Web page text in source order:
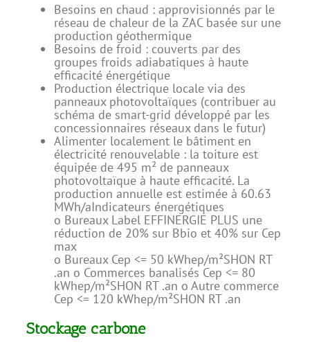
Besoins en chaud : approvisionnés par le
réseau de chaleur de la ZAC basée sur une
production géothermique
Besoins de froid : couverts par des
groupes froids adiabatiques à haute
efficacité énergétique
Production électrique locale via des
panneaux photovoltaïques (contribuer au
schéma de smart-grid développé par les
concessionnaires réseaux dans le futur)
Alimenter localement le bâtiment en
électricité renouvelable : la toiture est
équipée de 495 m² de panneaux
photovoltaïque à haute efficacité. La
production annuelle est estimée à 60.63
MWh/aIndicateurs énergétiques
o Bureaux Label EFFINERGIE PLUS une
réduction de 20% sur Bbio et 40% sur Cep
max
o Bureaux Cep <= 50 kWhep/m²SHON RT
.an o Commerces banalisés Cep <= 80
kWhep/m²SHON RT .an o Autre commerce
Cep <= 120 kWhep/m²SHON RT .an
Stockage carbone